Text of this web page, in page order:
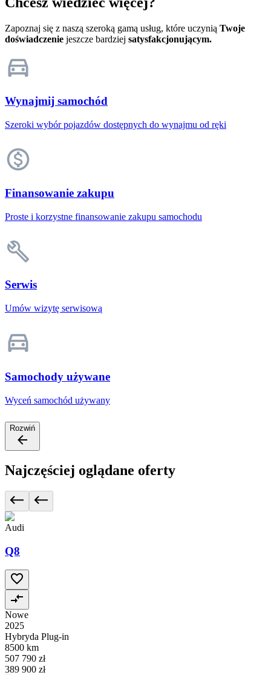
Zapoznaj się z naszą szeroką gamą usług, które uczynią Twoje
doświadczenie jeszcze bardziej satysfakcjonującym.
Wynajmij samochód
Szeroki wybór pojazdów dostępnych do wynajmu od ręki
Finansowanie zakupu
Proste i korzystne finansowanie zakupu samochodu
Serwis
Umów wizytę serwisową
Samochody używane
Wyceń samochód używany
Rozwiń
Najczęściej oglądane oferty
Audi
Q8
Nowe
2025
Hybryda Plug-in
8500 km
507 790 zł
389 900 zł